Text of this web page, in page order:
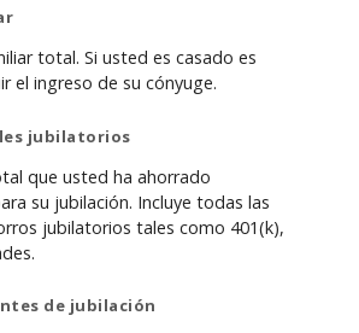
total. Si usted es casado es
el ingreso de su cónyuge.
jubilatorios
que usted ha ahorrado
su jubilación. Incluye todas las
jubilatorios tales como 401(k),
de jubilación